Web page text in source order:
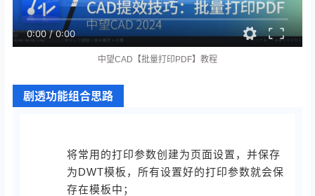
0:00/0:00
中望CAD【批量打印PDF】教程
剧透功能组合思路
将常用的打印参数创建为页面设置，并保存
为DWT模板，所有设置好的打印参数就会保
存在模板中；